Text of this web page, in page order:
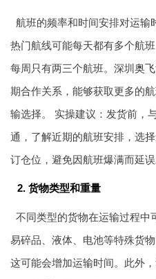
航班的频率和时间安排对运输
热门航线可能每天都有多个航
每周只有两三个航班。深圳 奥
期合作关系，能够获取更多的
输选择。 实操建议：发货前，
通，了解近期的航班安排，选
订仓位，避免因航班爆满而延误
2. 货物类型和重量
不同类型的货物在运输过程中
易碎品、液体、电池等特殊货
这可能会增加运输时间。此外